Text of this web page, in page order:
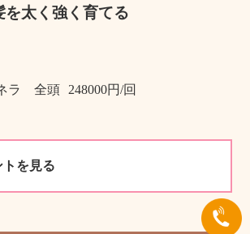
を太く強く育てる
ラ 全頭
248000円/回
を見る